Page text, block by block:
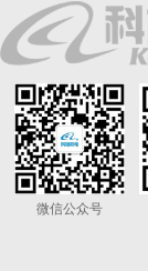
微信公众号